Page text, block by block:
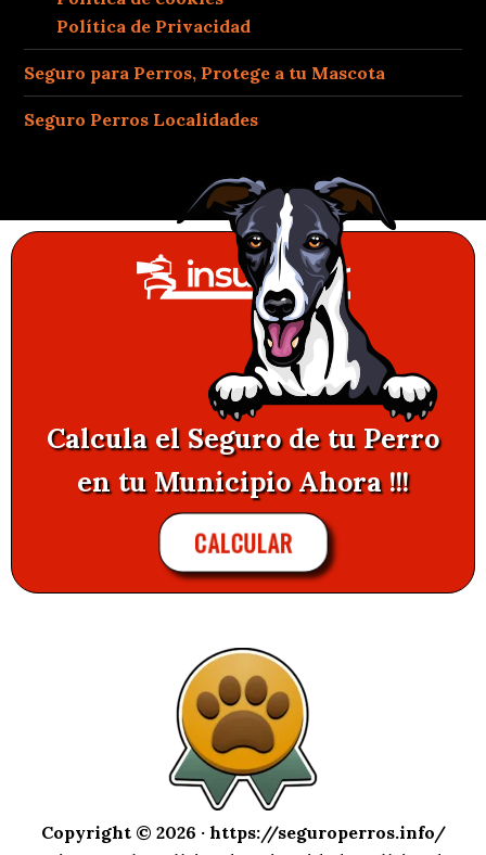
Política de Privacidad
Seguro para Perros, Protege a tu Mascota
Seguro Perros Localidades
Calcula el Seguro de tu Perro
en tu Municipio Ahora !!!
CALCULAR
Copyright © 2026 · https://seguroperros.info/